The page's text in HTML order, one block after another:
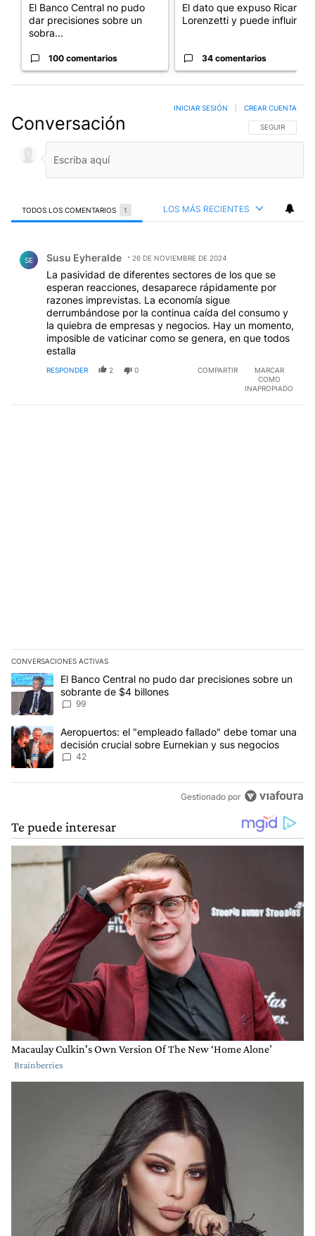
El Banco Central no pudo
dar precisiones sobre un
sobra...
100 comentarios
El dato que expuso Ricardo
Lorenzetti y puede influir e...
34 comentarios
Conversación SIGA ESTA
SEGUIR
INICIAR SESIÓN CREAR CUENTA
TODOS LOS COMENTARIOS 1 LOS MÁS RECIENTES
SE Susu Eyheralde 26 DE NOVIEMBRE DE 2024
La pasividad de diferentes sectores de los que se
esperan reacciones, desaparece rápidamente por
razones imprevistas. La economía sigue
derrumbándose por la continua caída del consumo y
la quiebra de empresas y negocios. Hay un momento,
imposible de vaticinar como se genera, en que todos
estalla
RESPONDER 2 0 COMPARTIR
MARCAR
COMO
INAPROPIADO
CONVERSACIONES ACTIVAS
Este listado muestra los artículos con más comentarios en los
Un artículo de tendencia con el título "El Banco Central no pudo
El Banco Central no pudo dar precisiones sobre un
sobrante de $4 billones
99
Un artículo de tendencia con el título "Aeropuertos: el
Aeropuertos: el "empleado fallado" debe tomar una
decisión crucial sobre Eurnekian y sus negocios
42
Gestionado por